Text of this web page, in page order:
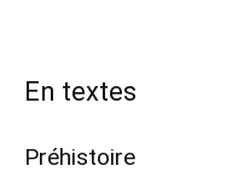
En textes
Préhistoire